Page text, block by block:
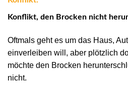
Konflikt, den Brocken nicht
Oftmals geht es um das Haus,
einverleiben will, aber plötzlich
möchte den Brocken
nicht.